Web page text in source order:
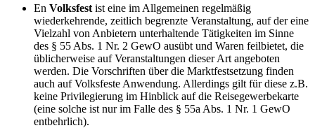
En Volksfest ist eine im Allgemeinen regelmäßig
wiederkehrende, zeitlich begrenzte Veranstaltung, auf der eine
Vielzahl von Anbietern unterhaltende Tätigkeiten im Sinne
des § 55 Abs. 1 Nr. 2 GewO ausübt und Waren feilbietet, die
üblicherweise auf Veranstaltungen dieser Art angeboten
werden. Die Vorschriften über die Marktfestsetzung finden
auch auf Volksfeste Anwendung. Allerdings gilt für diese z.B.
keine Privilegierung im Hinblick auf die Reisegewerbekarte
(eine solche ist nur im Falle des § 55a Abs. 1 Nr. 1 GewO
entbehrlich).